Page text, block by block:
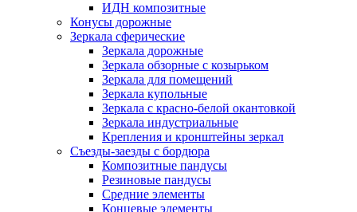
ИДН композитные
Конусы дорожные
Зеркала сферические
Зеркала дорожные
Зеркала обзорные с козырьком
Зеркала для помещений
Зеркала купольные
Зеркала с красно-белой окантовкой
Зеркала индустриальные
Крепления и кронштейны зеркал
Съезды-заезды с бордюра
Композитные пандусы
Резиновые пандусы
Средние элементы
Концевые элементы